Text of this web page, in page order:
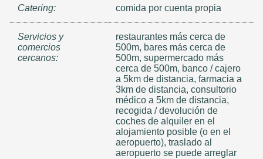
Catering: comida por cuenta propia
Servicios y
comercios
cercanos:
restaurantes más cerca de
500m, bares más cerca de
500m, supermercado más
cerca de 500m, banco / cajero
a 5km de distancia, farmacia a
3km de distancia, consultorio
médico a 5km de distancia,
recogida / devolución de
coches de alquiler en el
alojamiento posible (o en el
aeropuerto), traslado al
aeropuerto se puede arreglar